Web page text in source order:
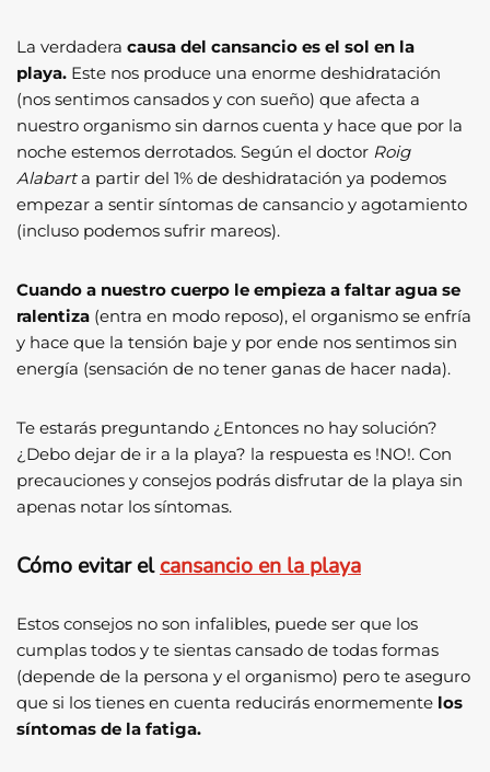
La verdadera causa del cansancio es el sol en la
playa. Este nos produce una enorme deshidratación
(nos sentimos cansados y con sueño) que afecta a
nuestro organismo sin darnos cuenta y hace que por la
noche estemos derrotados. Según el doctor Roig
Alabarta partir del 1% de deshidratación ya podemos
empezar a sentir síntomas de cansancio y agotamiento
(incluso podemos sufrir mareos).
Cuando a nuestro cuerpo le empieza a faltar agua se
ralentiza (entra en modo reposo), el organismo se enfría
y hace que la tensión baje y por ende nos sentimos sin
energía (sensación de no tener ganas de hacer nada).
Te estarás preguntando ¿Entonces no hay solución?
¿Debo dejar de ir a la playa? la respuesta es !NO!. Con
precauciones y consejos podrás disfrutar de la playa sin
apenas notar los síntomas.
Cómo evitar elcansancio en la playa
Estos consejos no son infalibles, puede ser que los
cumplas todos y te sientas cansado de todas formas
(depende de la persona y el organismo) pero te aseguro
que si los tienes en cuenta reducirás enormemente los
síntomas de la fatiga.